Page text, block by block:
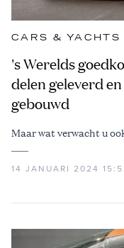
CARS & YACHTS
's Werelds
delen geleverd
gebouwd
Maar wat verwacht u
14 JANUARI 2024